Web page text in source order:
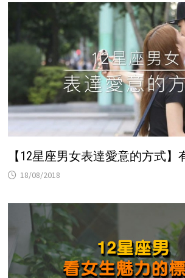
【12星座男女表達愛意的方式】
18/08/2018